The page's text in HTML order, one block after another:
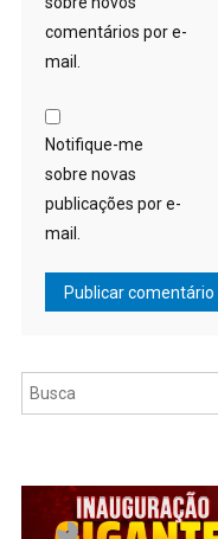
comentários por e-
mail.
Notifique-me
sobre novas
publicações por e-
mail.
Pesquisar